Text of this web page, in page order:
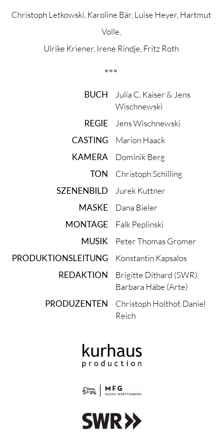
Christoph Letkowski, Karoline Bär, Luise Heyer, Hartmut
Volle,
Ulrike Kriener, Irene Rindje, Fritz Roth
***
BUCH
Julia C. Kaiser & Jens
Wischnewski
REGIE
Jens Wischnewski
CASTING
Marion Haack
KAMERA
Dominik Berg
TON
Christoph Schilling
SZENENBILD
Jurek Kuttner
MASKE
Dana Bieler
MONTAGE
Falk Peplinski
MUSIK
Peter Thomas Gromer
PRODUKTIONS­LEITUNG
Konstantin Kapsalos
REDAKTION
Brigitte Dithard (SWR),
Barbara Häbe (Arte)
PRODUZENTEN
Christoph Holthof, Daniel
Reich